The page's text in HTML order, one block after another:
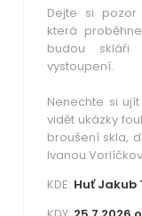
Dejte si pozor
která
budou skláři
vystoupení.
Nenechte si
vidět ukázky
broušení skla,
Ivanou
KDE: Huť Jakub